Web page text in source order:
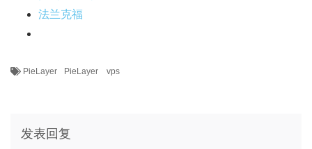
法兰克福
PieLayer PieLayer vps
发表回复